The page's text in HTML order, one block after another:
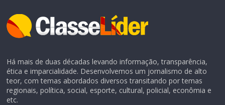
Há mais de duas décadas levando informação, transparência,
ética e imparcialidade. Desenvolvemos um jornalismo de alto
teor, com temas abordados diversos transitando por temas
regionais, política, social, esporte, cultural, policial, econômia e
etc.